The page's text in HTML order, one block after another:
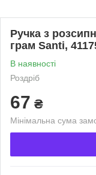
Ручка з
грам Santi,
В наявності
Роздріб
67 ₴
Мінімальна сума